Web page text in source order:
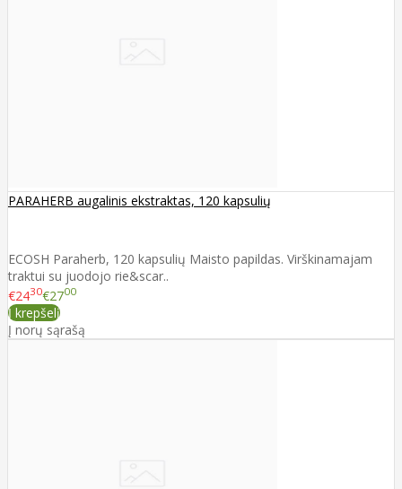
PARAHERB augalinis ekstraktas, 120 kapsulių
ECOSH Paraherb, 120 kapsulių Maisto papildas. Virškinamajam
traktui su juodojo rie&scar..
€2430€2700
Į krepšelį
Į norų sąrašą